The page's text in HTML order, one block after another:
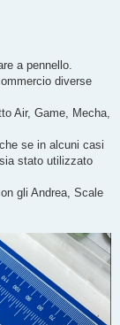
a pennello.
diverse
Air, Game, Mecha,
se in alcuni casi
stato utilizzato
gli Andrea, Scale